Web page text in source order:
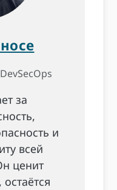
за
и
всей
ценит